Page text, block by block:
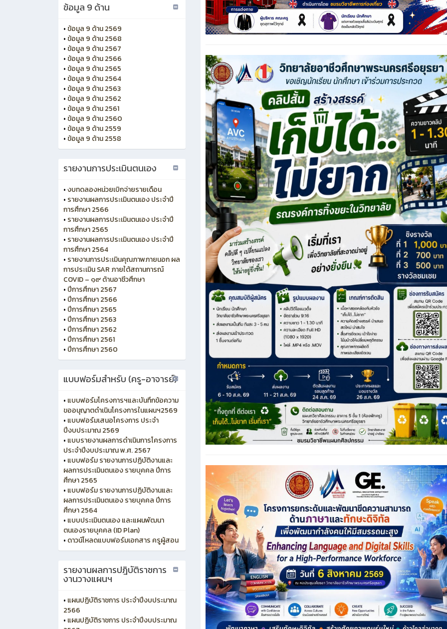
ข้อมูล 9 ด้าน
• ข้อมูล 9 ด้าน 2569
• ข้อมูล 9 ด้าน 2568
• ข้อมูล 9 ด้าน 2567
• ข้อมูล 9 ด้าน 2566
• ข้อมูล 9 ด้าน 2565
• ข้อมูล 9 ด้าน 2564
• ข้อมูล 9 ด้าน 2563
• ข้อมูล 9 ด้าน 2562
• ข้อมูล 9 ด้าน 2561
• ข้อมูล 9 ด้าน 2560
• ข้อมูล 9 ด้าน 2559
• ข้อมูล 9 ด้าน 2558
รายงานการประเมินตนเอง
•งบทดลองหน่วยเบิกจ่ายรายเดือน
• รายงานผลการประเมินตนเอง ประจำปี
การศึกษา 2566
• รายงานผลการประเมินตนเอง ประจำปี
การศึกษา 2565
• รายงานผลการประเมินตนเอง ประจำปี
การศึกษา 2564
• รายงานการประเมินคุณภาพภายนอก ผล
การประเมิน SAR ภายใต้สถานการณ์
COVID – ๑๙ ด้านอาชีวศึกษา
• ปีการศึกษา 2567
• ปีการศึกษา 2566
• ปีการศึกษา 2565
• ปีการศึกษา 2563
• ปีการศึกษา 2562
• ปีการศึกษา 2561
• ปีการศึกษา 2560
แบบฟอร์มสำหรับ (ครู-อาจารย์)
• แบบฟอร์มโครงการฯและบันทึกข้อความ
ขออนุญาตดำเนินโครงการในแผนฯ2569
• แบบฟอร์มเสนอโครงการ ประจำ
ปีงบประมาณ 2569
• แบบรายงานผลการดำเนินการโครงการ
ประจำปีงบประมาณ พ.ศ. 2567
• แบบฟอร์ม รายงานการปฏิบัติงานและ
ผลการประเมินตนเอง รายบุคคล ปีการ
ศึกษา 2565
• แบบฟอร์ม รายงานการปฏิบัติงานและ
ผลการประเมินตนเอง รายบุคคล ปีการ
ศึกษา 2564
• แบบประเมินตนเอง และแผนพัฒนา
ตนเองรายบุคคล (ID Plan)
• ดาวน์โหลดแบบฟอร์มเอกสาร ครูผู้สอน
รายงานผลการปฎิบัติราชการ
งานวางแผนฯ
• แผนปฏิบัติราชการ ประจำปีงบประมาณ
2566
• แผนปฏิบัติราชการ ประจำปีงบประมาณ